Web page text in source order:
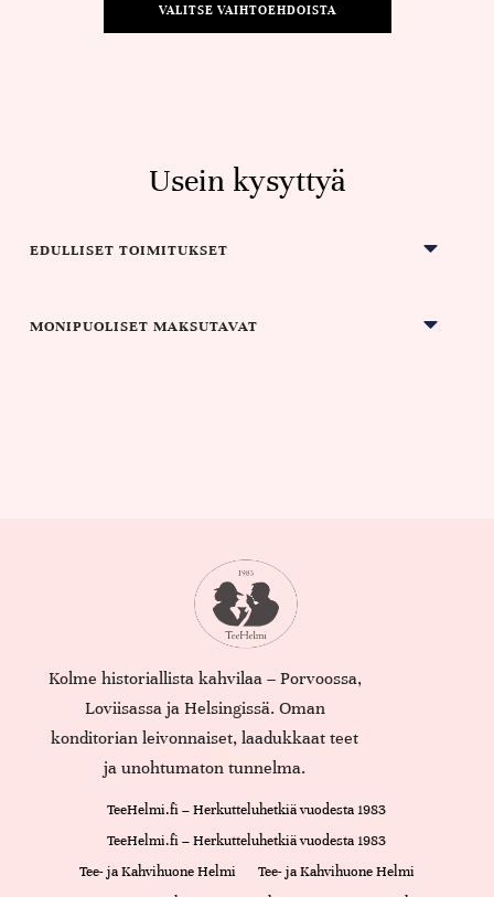
VALITSE VAIHTOEHDOISTA
Usein kysyttyä
EDULLISET TOIMITUKSET
MONIPUOLISET MAKSUTAVAT
Kolme historiallista kahvilaa – Porvoossa,
Loviisassa ja Helsingissä. Oman
konditorian leivonnaiset, laadukkaat teet
ja unohtumaton tunnelma.
TeeHelmi.fi – Herkutteluhetkiä vuodesta 1983
TeeHelmi.fi – Herkutteluhetkiä vuodesta 1983
Tee- ja Kahvihuone Helmi
Tee- ja Kahvihuone Helmi